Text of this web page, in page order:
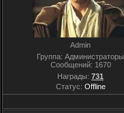
Admin
Группа: Администраторы
Сообщений: 1670
Награды: 731
Статус: Offline